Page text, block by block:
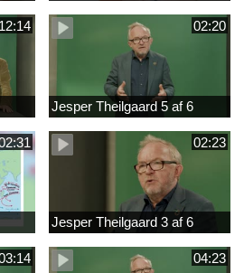
12:14 02:20
Jesper Theilgaard 5 af 6
02:23
Jesper Theilgaard 3 af 6
04:23